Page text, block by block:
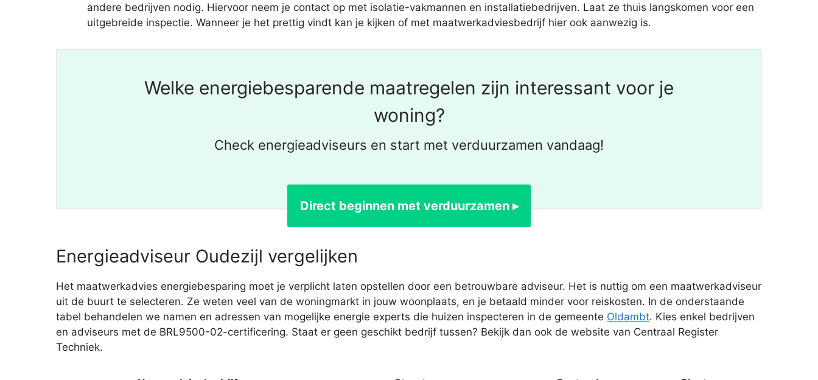
andere bedrijven nodig. Hiervoor neem je contact op met isolatie-vakmannen en installatiebedrijven. Laat ze thuis langskomen voor een
uitgebreide inspectie. Wanneer je het prettig vindt kan je kijken of met maatwerkadviesbedrijf hier ook aanwezig is.
Welke energiebesparende maatregelen zijn interessant voor je
woning?
Check energieadviseurs en start met verduurzamen vandaag!
Direct beginnen met verduurzamen ▸
Energieadviseur Oudezijl vergelijken
Het maatwerkadvies energiebesparing moet je verplicht laten opstellen door een betrouwbare adviseur. Het is nuttig om een maatwerkadviseur
uit de buurt te selecteren. Ze weten veel van de woningmarkt in jouw woonplaats, en je betaald minder voor reiskosten. In de onderstaande
tabel behandelen we namen en adressen van mogelijke energie experts die huizen inspecteren in de gemeente Oldambt. Kies enkel bedrijven
en adviseurs met de BRL9500-02-certificering. Staat er geen geschikt bedrijf tussen? Bekijk dan ook de website van Centraal Register
Techniek.